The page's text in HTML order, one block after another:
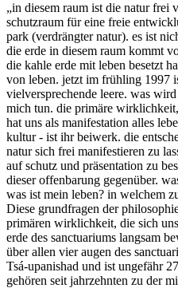
„in diesem raum ist die natur frei
schutzraum für eine freie
park (verdrängter natur). es ist
die erde in diesem raum kommt
die kahle erde mit leben besetzt
von leben. jetzt im frühling 1997
vielversprechende leere. was
mich tun. die primäre
hat uns als manifestation alles
kultur - ist ihr beiwerk. die
natur sich frei manifestieren zu
auf schutz und präsentation zu
dieser offenbarung gegenüber.
was ist mein leben? in welchem
Diese grundfragen der
primären wirklichkeit, die sich
erde des sanctuariums langsam
über allen vier augen des
Tsá-upanishad und ist ungefähr
gehören seit jahrzehnten zu der